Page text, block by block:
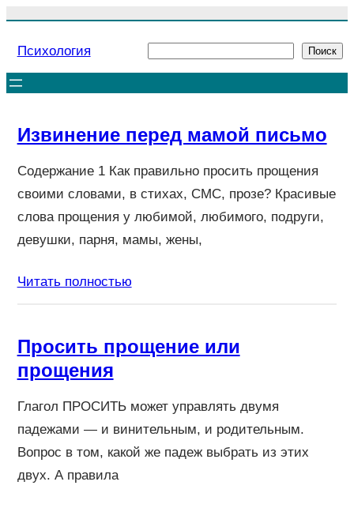
Перейти
Психология Поиск
Извинение перед мамой письмо
Содержание 1 Как правильно просить прощения
своими словами, в стихах, СМС, прозе? Красивые
слова прощения у любимой, любимого, подруги,
девушки, парня, мамы, жены,
Читать полностью
Просить прощение или
прощения
Глагол ПРОСИТЬ может управлять двумя
падежами — и винительным, и родительным.
Вопрос в том, какой же падеж выбрать из этих
двух. А правила